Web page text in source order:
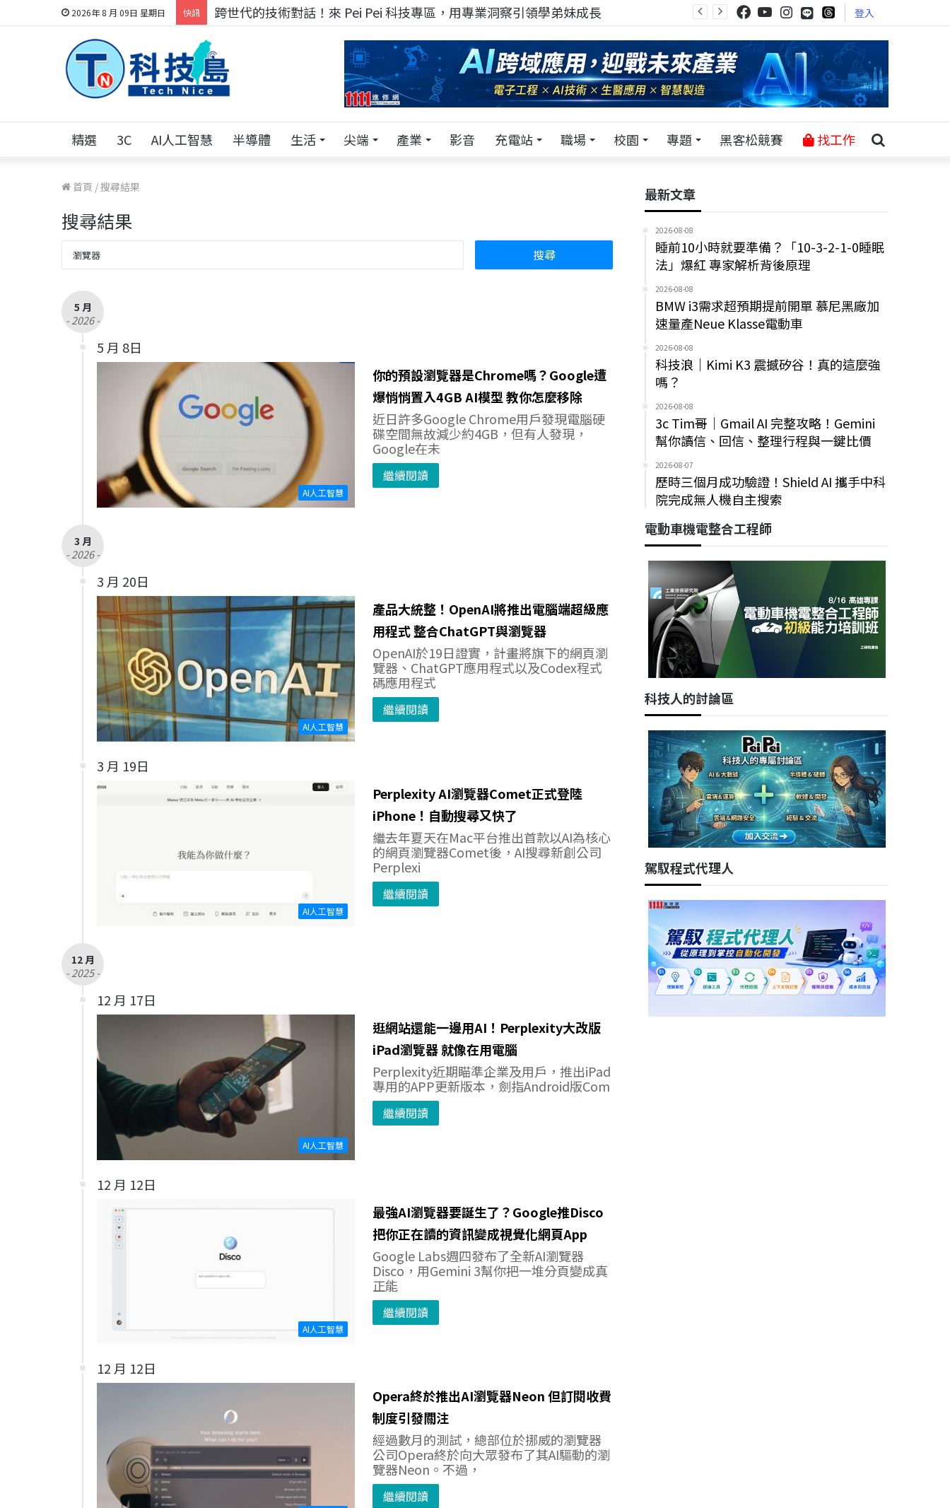
2026年 8 月 09日 星期日 快訊 科技人的經驗傳承地！在 Pei Pei 科技專區，與學弟妹交流最硬核的技術 登入
精選 3C AI人工智慧 半導體 生活 尖端 產業 影音 充電站 職場 校園 專題 黑客松競賽 找工作
首頁 /搜尋結果
搜尋結果
5 月
- 2026 -
5 月 8日
AI人工智慧
你的預設瀏覽器是Chrome嗎？Google遭
爆悄悄置入4GB AI模型 教你怎麼移除
近日許多Google Chrome用戶發現電腦硬
碟空間無故減少約4GB，但有人發現，
Google在未
繼續閱讀
3 月
- 2026 -
3 月 20日
AI人工智慧
產品大統整！OpenAI將推出電腦端超級應
用程式 整合ChatGPT與瀏覽器
OpenAI於19日證實，計畫將旗下的網頁瀏
覽器、ChatGPT應用程式以及Codex程式
碼應用程式
繼續閱讀
3 月 19日
AI人工智慧
Perplexity AI瀏覽器Comet正式登陸
iPhone！自動搜尋又快了
繼去年夏天在Mac平台推出首款以AI為核心
的網頁瀏覽器Comet後，AI搜尋新創公司
Perplexi
繼續閱讀
12 月
- 2025 -
12 月 17日
AI人工智慧
逛網站還能一邊用AI！Perplexity大改版
iPad瀏覽器 就像在用電腦
Perplexity近期瞄準企業及用戶，推出iPad
專用的APP更新版本，劍指Android版Com
繼續閱讀
12 月 12日
AI人工智慧
最強AI瀏覽器要誕生了？Google推Disco
把你正在讀的資訊變成視覺化網頁App
Google Labs週四發布了全新AI瀏覽器
Disco，用Gemini 3幫你把一堆分頁變成真
正能
繼續閱讀
12 月 12日
Opera終於推出AI瀏覽器Neon 但訂閱收費
制度引發關注
經過數月的測試，總部位於挪威的瀏覽器
公司Opera終於向大眾發布了其AI驅動的瀏
覽器Neon。不過，
繼續閱讀
最新文章
2026-08-08
睡前10小時就要準備？「10-3-2-1-0睡眠
法」爆紅 專家解析背後原理
2026-08-08
BMW i3需求超預期提前開單 慕尼黑廠加
速量產Neue Klasse電動車
2026-08-08
科技浪｜Kimi K3 震撼矽谷！真的這麼強
嗎？
2026-08-08
3c Tim哥｜Gmail AI 完整攻略！Gemini
幫你讀信、回信、整理行程與一鍵比價
2026-08-07
歷時三個月成功驗證！Shield AI 攜手中科
院完成無人機自主搜索
電動車機電整合工程師
科技人的討論區
駕馭程式代理人